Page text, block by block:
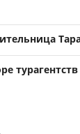
турагентств